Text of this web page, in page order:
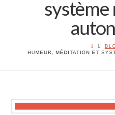
système
HUMEUR, MÉDITATION ET